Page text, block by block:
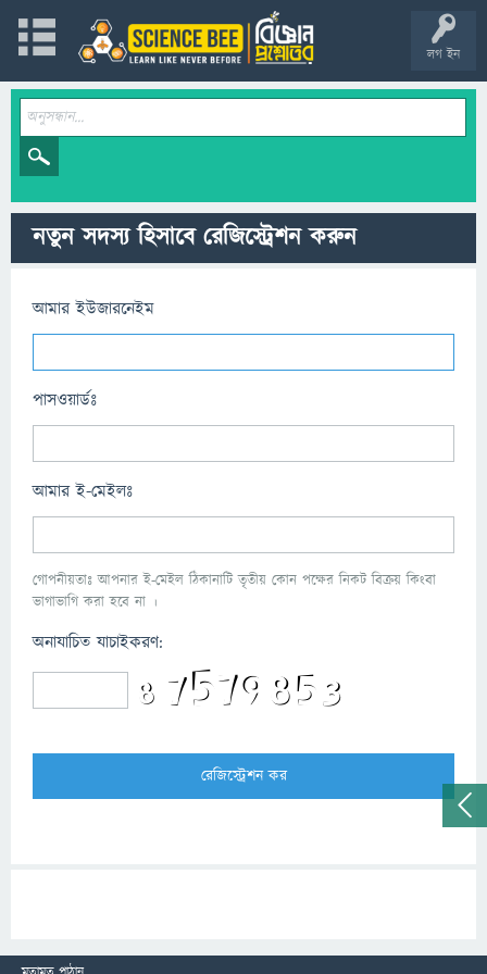
লগ ইন
নতুন সদস্য হিসাবে রেজিস্ট্রেশন করুন
আমার ইউজারনেইম
পাসওয়ার্ডঃ
আমার ই-মেইলঃ
গোপনীয়তাঃ আপনার ই-মেইল ঠিকানাটি তৃতীয় কোন পক্ষের নিকট বিক্রয় কিংবা
ভাগাভাগি করা হবে না ।
অনাযাচিত যাচাইকরণ: